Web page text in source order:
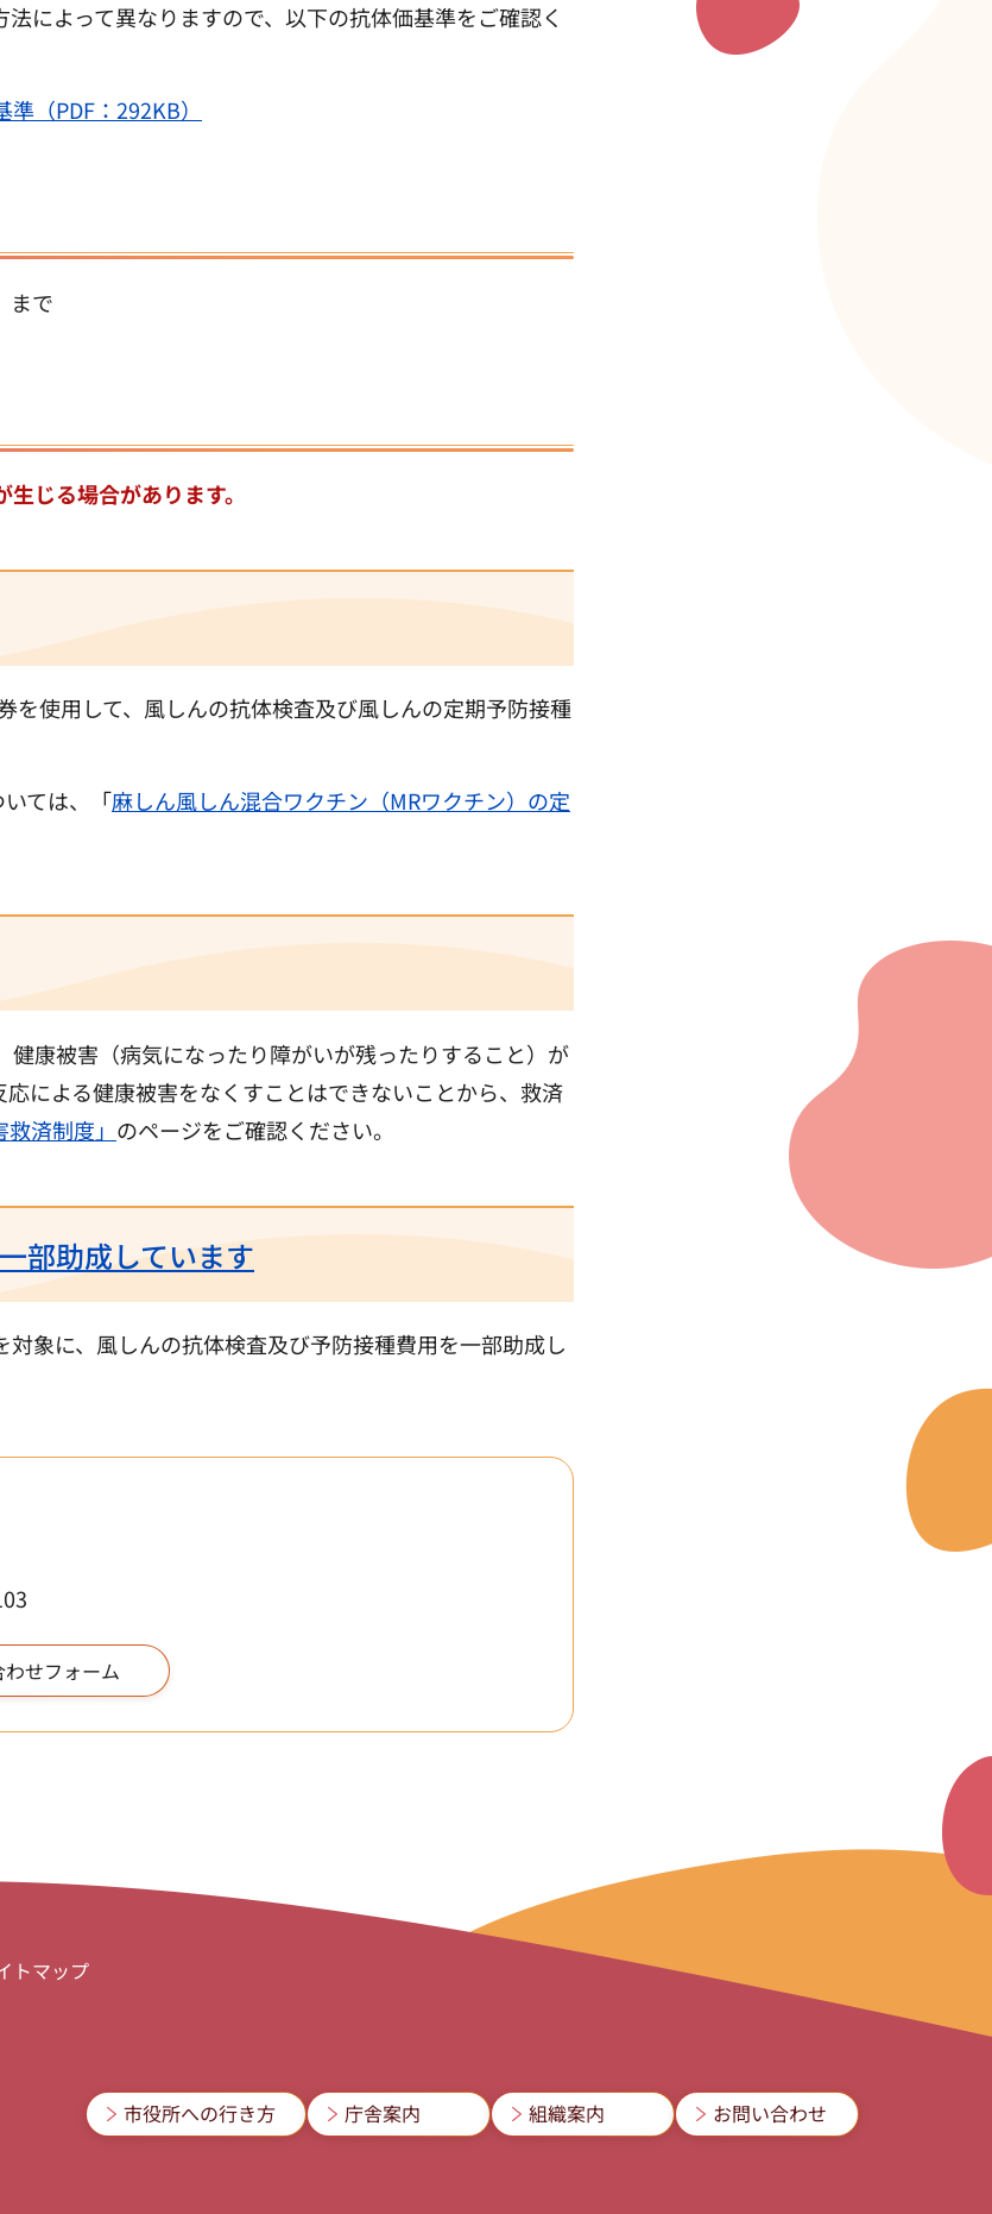
によって異なりますので、以下の抗体価基準をご確認く
（PDF：292KB）
まで
じる場合があります。
使用して、風しんの抗体検査及び風しんの定期予防接種
ては、「麻しん風しん混合ワクチン（MRワクチン）の定
康被害（病気になったり障がいが残ったりすること）が
による健康被害をなくすことはできないことから、救済
済制度」 のページをご確認ください。
部助成しています
象に、風しんの抗体検査及び予防接種費用を一部助成し
トマップ
市役所への行き方 庁舎案内 組織案内 お問い合わせ